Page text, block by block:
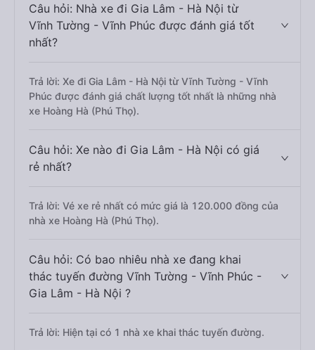
Câu hỏi: Nhà xe đi Gia Lâm - Hà Nội từ
Vĩnh Tường - Vĩnh Phúc được đánh giá tốt
nhất?
Trả lời: Xe đi Gia Lâm - Hà Nội từ Vĩnh Tường - Vĩnh
Phúc được đánh giá chất lượng tốt nhất là những nhà
xe Hoàng Hà (Phú Thọ).
Câu hỏi: Xe nào đi Gia Lâm - Hà Nội có giá
rẻ nhất?
Trả lời: Vé xe rẻ nhất có mức giá là 120.000 đồng của
nhà xe Hoàng Hà (Phú Thọ).
Câu hỏi: Có bao nhiêu nhà xe đang khai
thác tuyến đường Vĩnh Tường - Vĩnh Phúc -
Gia Lâm - Hà Nội ?
Trả lời: Hiện tại có 1 nhà xe khai thác tuyến đường.